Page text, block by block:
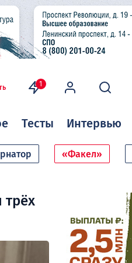
1
Тесты Интервью
«Факел»
трёх